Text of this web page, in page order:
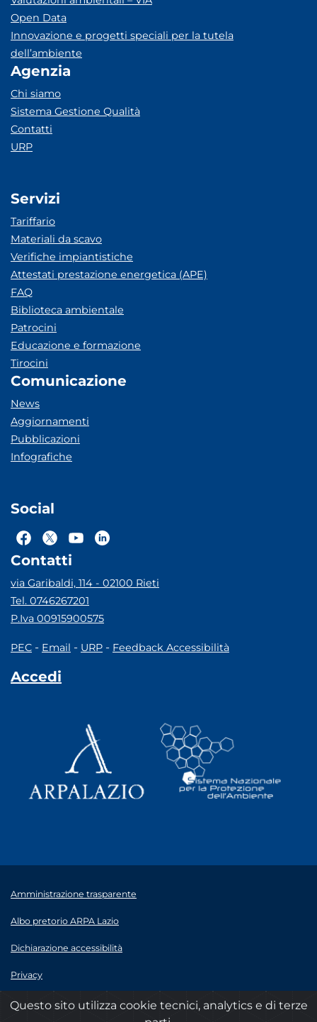
Open Data
Innovazione e progetti speciali per la tutela
dell’ambiente
Agenzia
Chi siamo
Sistema Gestione Qualità
Contatti
URP
Servizi
Tariffario
Materiali da scavo
Verifiche impiantistiche
Attestati prestazione energetica (APE)
FAQ
Biblioteca ambientale
Patrocini
Educazione e formazione
Tirocini
Comunicazione
News
Aggiornamenti
Pubblicazioni
Infografiche
Social
Contatti
via Garibaldi, 114 - 02100 Rieti
Tel. 0746267201
P.Iva 00915900575
PEC - Email - URP - Feedback Accessibilità
Accedi
Amministrazione trasparente
Albo pretorio ARPA Lazio
Dichiarazione accessibilità
Privacy
Note legali
Questo sito utilizza cookie tecnici, analytics e di terze